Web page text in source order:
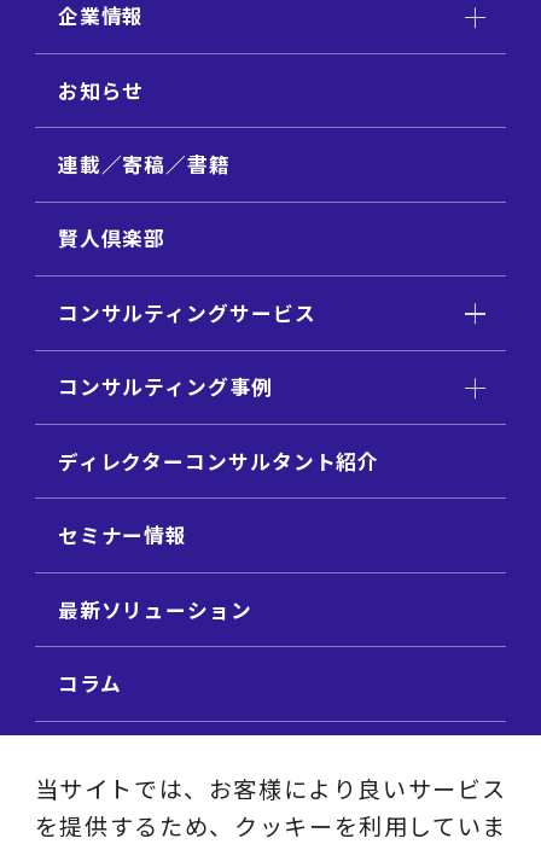
企業情報
お知らせ
連載／寄稿／書籍
賢人倶楽部
コンサルティングサービス
コンサルティング事例
ディレクターコンサルタント紹介
セミナー情報
最新ソリューション
コラム
ビジネステーマ解説集
当サイトでは、お客様により良いサービス
を提供するため、クッキーを利用していま